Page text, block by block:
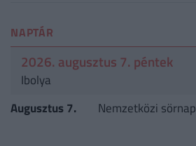
NAPTÁR
2026. augusztus 7. péntek
Ibolya
Augusztus 7. Nemzetközi sörnap